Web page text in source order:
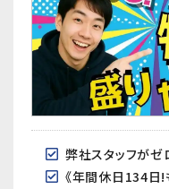
弊社スタッフがゼ
《年間休日134日!